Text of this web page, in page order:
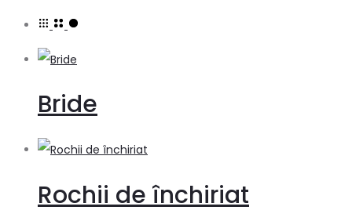
Bride
Rochii de închiriat